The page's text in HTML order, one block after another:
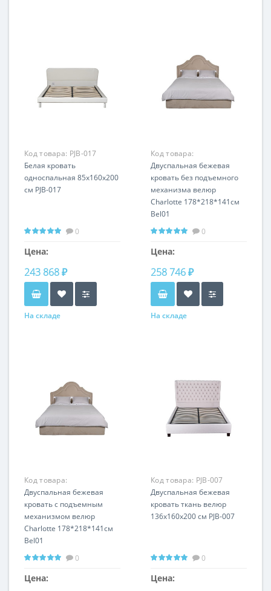
Код товара: PJB-017
Белая кровать
односпальная 85х160х200
см PJB-017
0
Цена:
243 868 ₽
На складе
Код товара:
CHARLOTTE2К-160-Bel01
Двуспальная бежевая
кровать без подъемного
механизма велюр
Charlotte 178*218*141см
Bel01
0
Цена:
258 746 ₽
На складе
Код товара:
CHARLOTTE2К-160M-
Bel01
Двуспальная бежевая
кровать с подъемным
механизмом велюр
Charlotte 178*218*141см
Bel01
0
Цена:
Код товара: PJB-007
Двуспальная бежевая
кровать ткань велюр
136х160х200 см PJB-007
0
Цена: